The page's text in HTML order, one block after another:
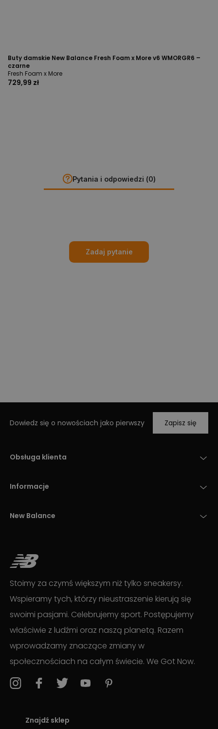
Buty damskie New Balance Fresh Foam x More v6 WMORGR6 –
czarne
Fresh Foam x More
729,99 zł
Pytania i odpowiedzi (0)
Zadaj pytanie
Dowiedz się o nowościach jako pierwszy Zapisz się
Obsługa klienta
Informacje
New Balance
Stoimy za czymś większym niż tylko sneakersy.
Wspieramy tych, którzy nieustraszenie kierują się
swoimi pasjami. Celebrujemy sport. Postępujemy
właściwie z ludźmi oraz naszą planetą. Razem
wprowadzamy znaczące zmiany w
społecznościach na całym świecie. We Got Now.
Znajdź sklep